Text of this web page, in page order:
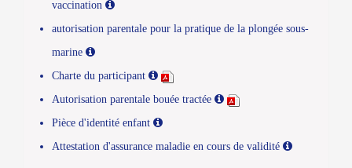
vaccination
autorisation parentale pour la pratique de la plongée sous-
marine
Charte du participant
Autorisation parentale bouée tractée
Pièce d'identité enfant
Attestation d'assurance maladie en cours de validité